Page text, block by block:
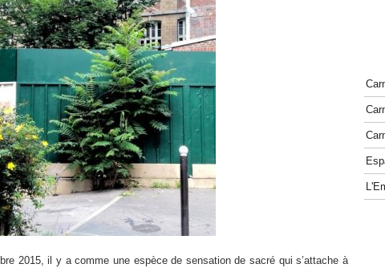
2015, il y a comme une espèce de sensation de sacré qui s’attache à